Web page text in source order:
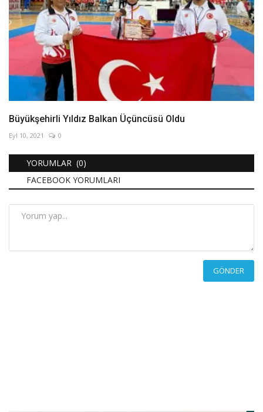
Büyükşehirli Yıldız Balkan Üçüncüsü Oldu
Eyl 10, 2021 0
YORUMLAR (0)
FACEBOOK YORUMLARI
GÖNDER